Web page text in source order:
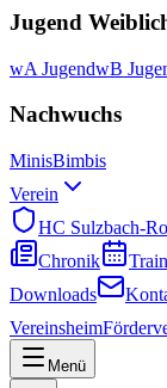
Jugend
wA JugendwB
Nachwuchs
MinisBimbis
Verein
HC Sulzbach-
Chronik
Downloads
Vereinsheim
Menü